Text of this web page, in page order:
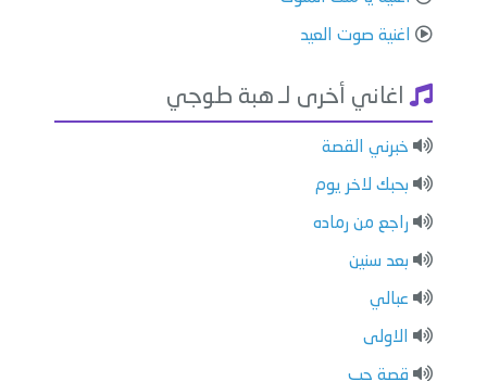
اغنية صوت العيد
اغاني أخرى لـ هبة طوجي
خبرني القصة
بحبك لاخر يوم
راجع من رماده
بعد سنين
عبالي
الاولى
قصة حب